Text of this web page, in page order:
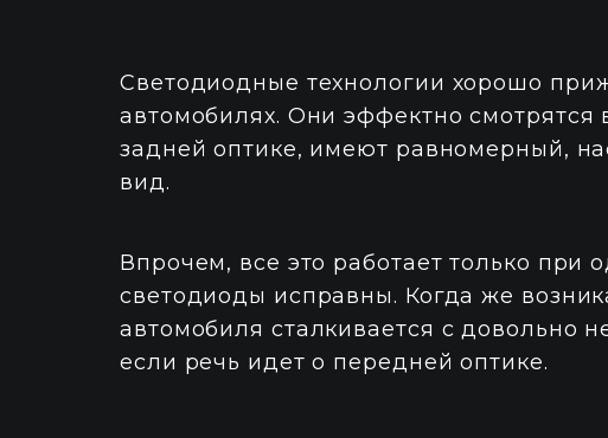
Светодиодные технологии хорошо
автомобилях. Они эффектно смотрятся
задней оптике, имеют равномерный,
вид.
Впрочем, все это работает только при
светодиоды исправны. Когда же
автомобиля сталкивается с довольно
если речь идет о передней оптике.